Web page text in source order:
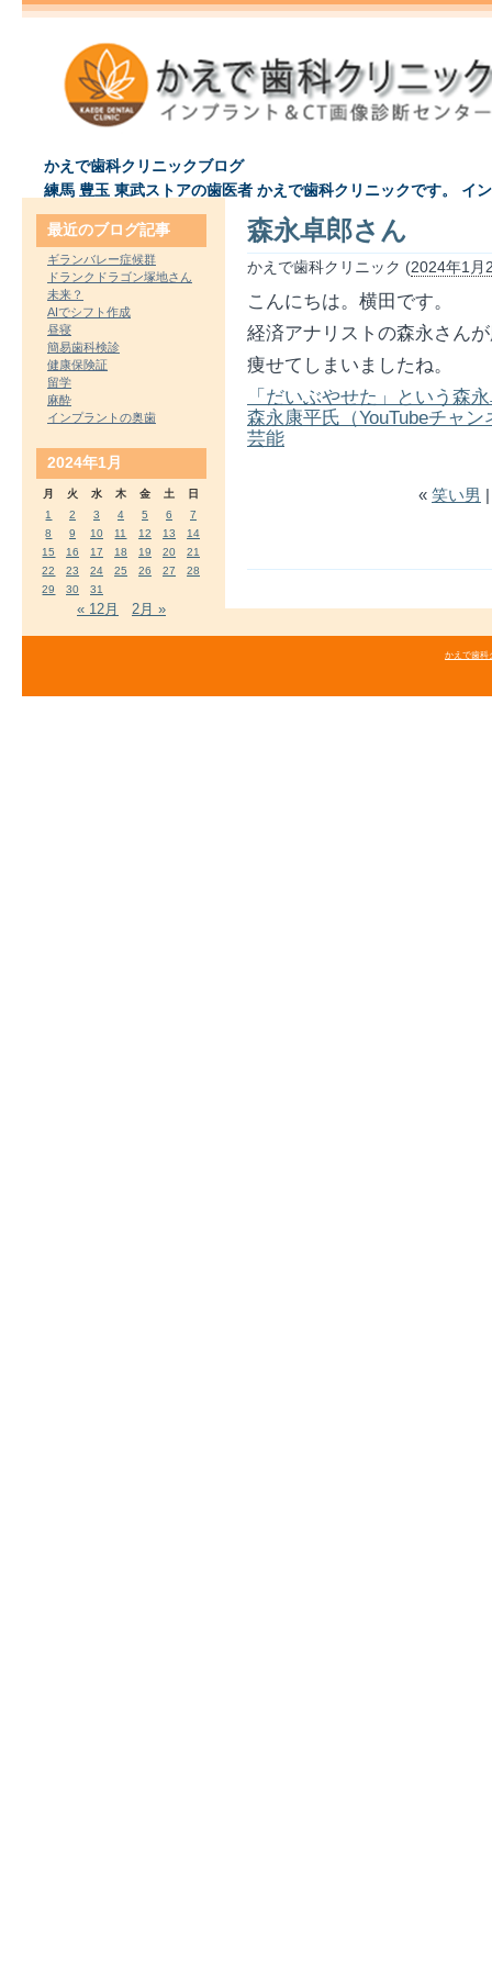
かえで歯科クリニックブログ
練馬 豊玉 東武ストアの歯医者 かえで歯科クリニックです。 イ
森永卓郎さん
かえで歯科クリニック (2024年1月
こんにちは。横田です。
経済アナリストの森永さん
痩せてしまいましたね。
「だいぶやせた」という森
森永康平氏（YouTubeチャ
芸能
« 笑い男
最近のブログ記事
ギランバレー症候群
ドランクドラゴン塚地さん
未来？
AIでシフト作成
昼寝
簡易歯科検診
健康保険証
留学
麻酔
インプラントの奥歯
2024年1月
月 火 水 木 金 土
日
1
2 3 4 5 6
7
8
9 10 11 12 13
14
15
16 17 18 19 20
21
22
23 24 25 26 27
28
29
30 31
« 12月 2月 »
かえで歯科